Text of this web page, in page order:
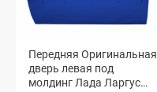
Передняя Оригинальная
дверь левая под
молдинг Лада Ларгус